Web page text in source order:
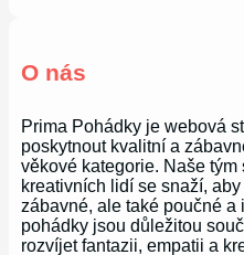
O nás
Prima Pohádky je webová
poskytnout kvalitní a
věkové kategorie. Naše
kreativních lidí se snaží,
zábavné, ale také poučné a
pohádky jsou důležitou
rozvíjet fantazii, empatii a